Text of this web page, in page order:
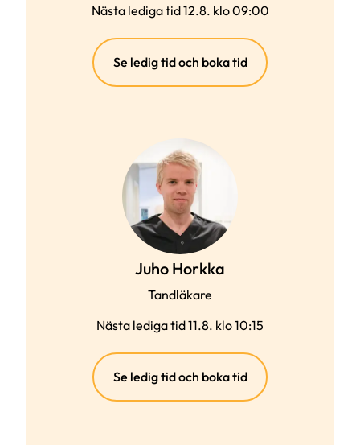
Nästa lediga tid 12.8. klo 09:00
Se ledig tid och boka tid(extern
länk)
Juho Horkka
Tandläkare
Nästa lediga tid 11.8. klo 10:15
Se ledig tid och boka tid(extern
länk)